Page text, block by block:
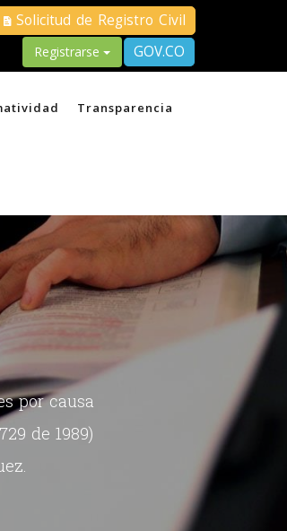
Solicitud de Registro Civil
Registrarse GOV.CO
Transparencia
por causa
de 1989)